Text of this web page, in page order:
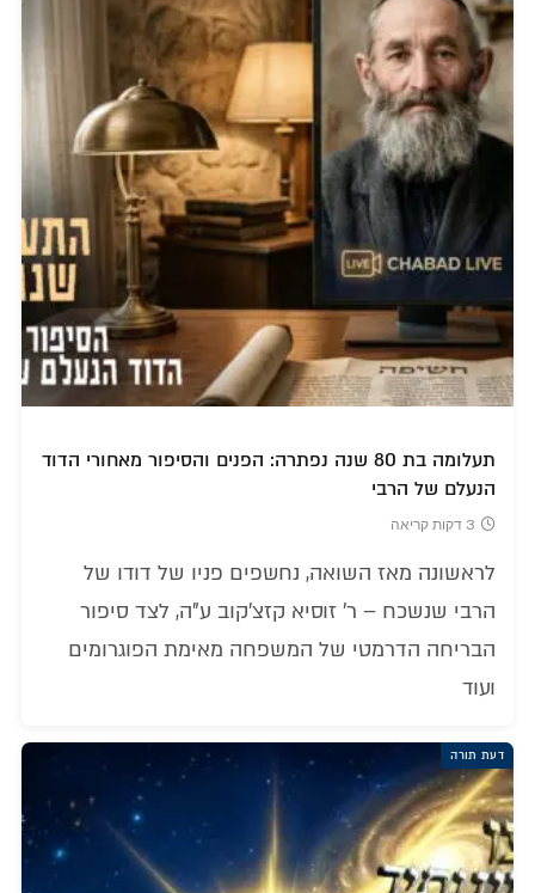
תעלומה בת 80 שנה נפתרה: הפנים והסיפור מאחורי הדוד
הנעלם של הרבי
3 דקות קריאה
לראשונה מאז השואה, נחשפים פניו של דודו של
הרבי שנשכח – ר' זוסיא קזצ'קוב ע"ה, לצד סיפור
הבריחה הדרמטי של המשפחה מאימת הפוגרומים
ועוד
דעת תורה